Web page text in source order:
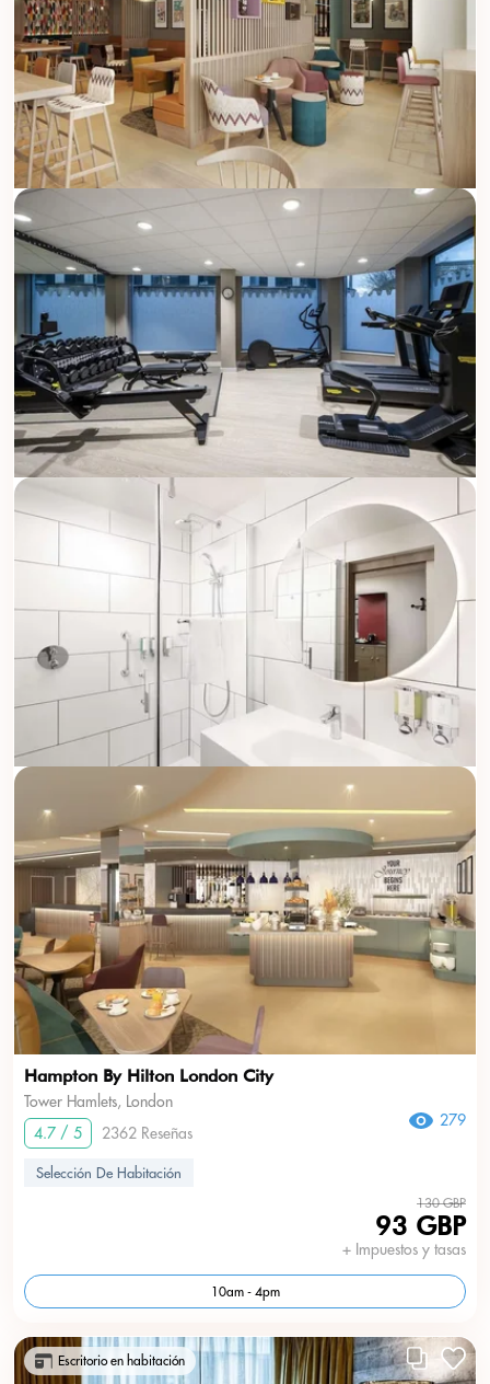
Hampton By Hilton London City
Tower Hamlets, London
4.7 / 5
2362 Reseñas
279
Selección De Habitación
130 GBP
93 GBP
+ Impuestos y tasas
10am - 4pm
Escritorio en habitación